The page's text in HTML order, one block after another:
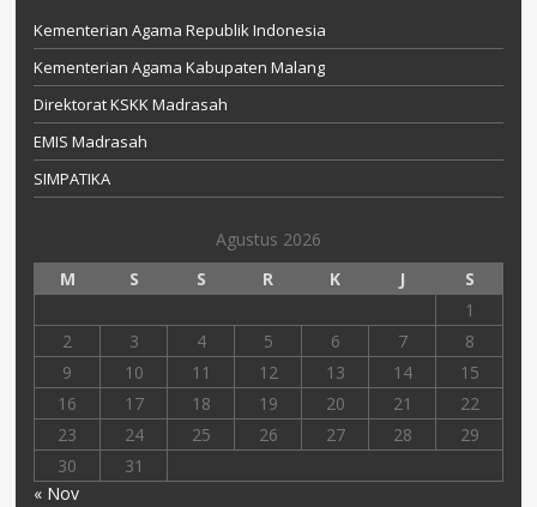
Kementerian Agama Republik Indonesia
Kementerian Agama Kabupaten Malang
Direktorat KSKK Madrasah
EMIS Madrasah
SIMPATIKA
Agustus 2026
M
S S R K J
S
1
2
3 4 5 6 7
8
9
10 11 12 13 14
15
16
17 18 19 20 21
22
23
24 25 26 27 28
29
30
31
« Nov